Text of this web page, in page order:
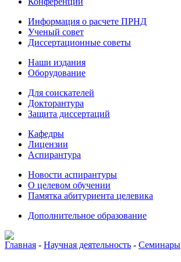
Информация о расчете ПРНД
Ученый совет
Диссертационные советы
Наши издания
Оборудование
Для соискателей
Докторантура
Защита диссертаций
Кафедры
Лицензии
Аспирантура
Новости аспирантуры
О целевом обучении
Памятка абитуриента целевика
Дополнительное образование
Главная - Научная деятельность - Семинары